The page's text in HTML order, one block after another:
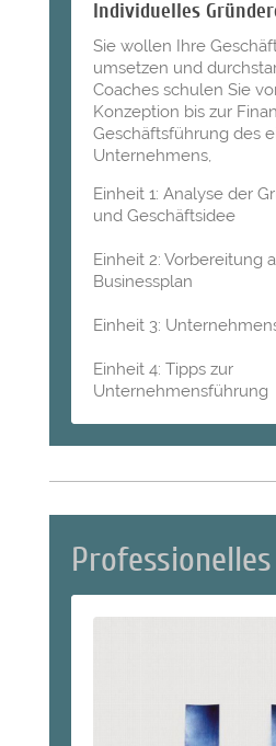
Individuelles
Sie wollen Ihre
umsetzen und
Coaches schulen Sie
Konzeption bis zur
Geschäftsführung des
Unternehmens,
Einheit 1: Analyse der
und Geschäftsidee
Einheit 2: Vorbereitung
Businessplan
Einheit 3:
Einheit 4: Tipps zur
Unternehmensführung